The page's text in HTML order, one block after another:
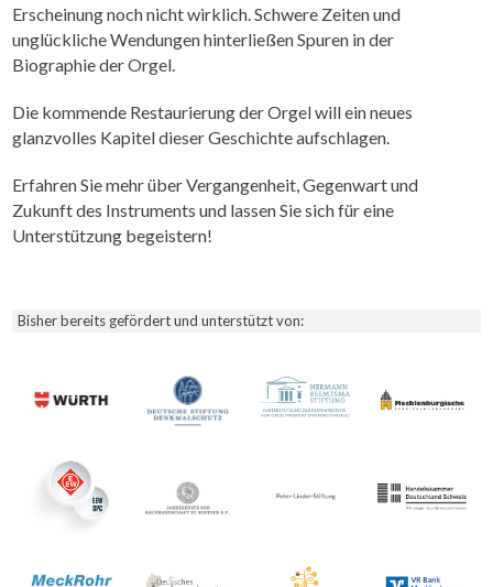
Erscheinung noch nicht wirklich. Schwere Zeiten und
unglückliche Wendungen hinterließen Spuren in der
Biographie der Orgel.
Die kommende Restaurierung der Orgel will ein neues
glanzvolles Kapitel dieser Geschichte aufschlagen.
Erfahren Sie mehr über Vergangenheit, Gegenwart und
Zukunft des Instruments und lassen Sie sich für eine
Unterstützung begeistern!
Bisher bereits gefördert und unterstützt von: